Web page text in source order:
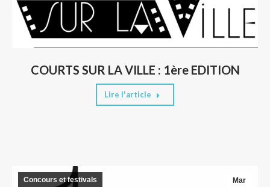
COURTS SUR LA VILLE : 1ère EDITION
Lire l'article
Mar
Concours et festivals